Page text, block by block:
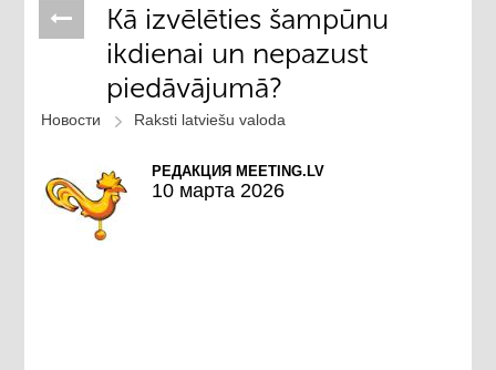
Kā izvēlēties šampūnu
ikdienai un nepazust
piedāvājumā?
Новости Raksti latviešu valoda
РЕДАКЦИЯ MEETING.LV
10 марта 2026